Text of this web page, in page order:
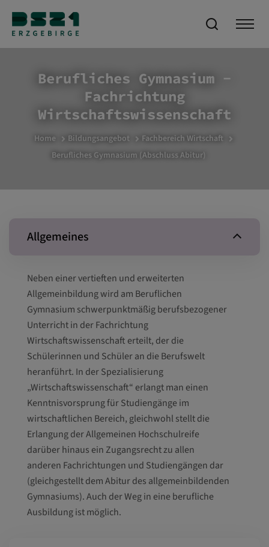
Berufliches Gymnasium -
Fachrichtung
Wirtschaftswissenschaft
Home Bildungsangebot
Fachbereich Wirtschaft
Berufliches Gymnasium (Abschluss Abitur)
Allgemeines
Neben einer vertieften und erweiterten
Allgemeinbildung wird am Beruflichen
Gymnasium schwerpunktmäßig berufsbezogener
Unterricht in der Fachrichtung
Wirtschaftswissenschaft erteilt, der die
Schülerinnen und Schüler an die Berufswelt
heranführt. In der Spezialisierung
„Wirtschaftswissenschaft“ erlangt man einen
Kenntnisvorsprung für Studiengänge im
wirtschaftlichen Bereich, gleichwohl stellt die
Erlangung der Allgemeinen Hochschulreife
darüber hinaus ein Zugangsrecht zu allen
anderen Fachrichtungen und Studiengängen dar
(gleichgestellt dem Abitur des allgemeinbildenden
Gymnasiums). Auch der Weg in eine berufliche
Ausbildung ist möglich.